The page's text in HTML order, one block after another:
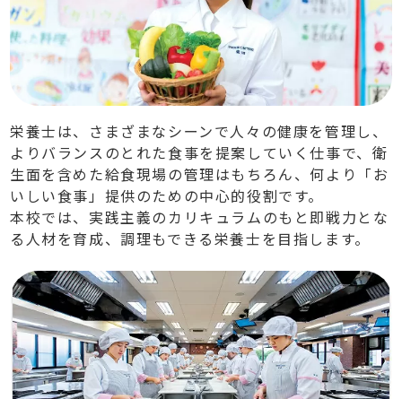
栄養士は、さまざまなシーンで人々の健康を管理し、
よりバランスのとれた食事を提案していく仕事で、衛
生面を含めた給食現場の管理はもちろん、何より「お
いしい食事」提供のための中心的役割です。
本校では、実践主義のカリキュラムのもと即戦力とな
る人材を育成、調理もできる栄養士を目指します。